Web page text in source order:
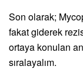
Son olarak;
fakat giderek
ortaya konulan
sıralayalım.